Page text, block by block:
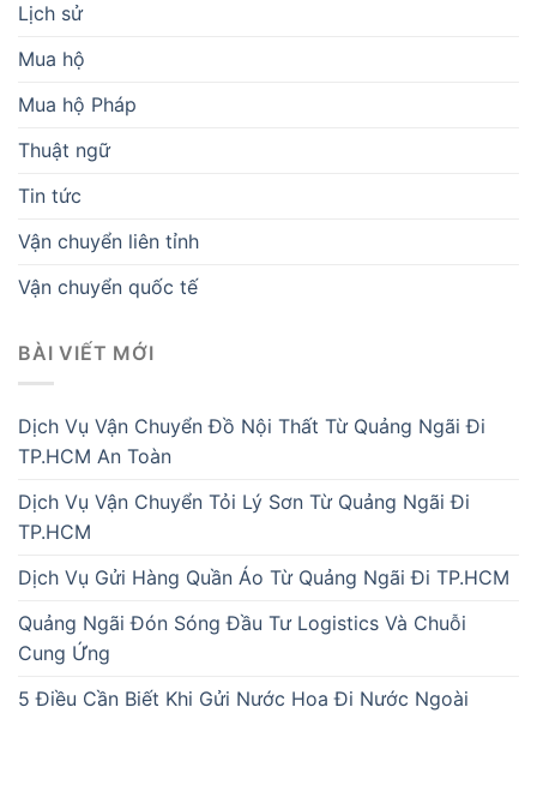
Lịch sử
Mua hộ
Mua hộ Pháp
Thuật ngữ
Tin tức
Vận chuyển liên tỉnh
Vận chuyển quốc tế
BÀI VIẾT MỚI
Dịch Vụ Vận Chuyển Đồ Nội Thất Từ Quảng Ngãi Đi
TP.HCM An Toàn
Dịch Vụ Vận Chuyển Tỏi Lý Sơn Từ Quảng Ngãi Đi
TP.HCM
Dịch Vụ Gửi Hàng Quần Áo Từ Quảng Ngãi Đi TP.HCM
Quảng Ngãi Đón Sóng Đầu Tư Logistics Và Chuỗi
Cung Ứng
5 Điều Cần Biết Khi Gửi Nước Hoa Đi Nước Ngoài